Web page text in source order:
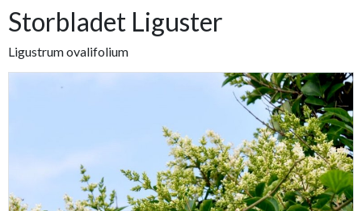
Storbladet Liguster
Ligustrum ovalifolium